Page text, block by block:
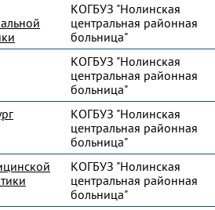
КОГБУЗ "Нолинская
центральная районная
больница"
КОГБУЗ "Нолинская
центральная районная
больница"
КОГБУЗ "Нолинская
центральная районная
больница"
КОГБУЗ "Нолинская
центральная районная
больница"